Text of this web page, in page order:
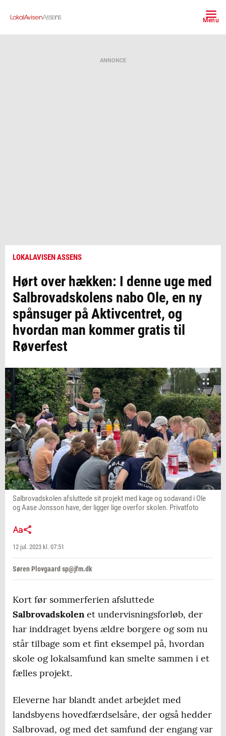
Menu
ANNONCE
LOKALAVISEN ASSENS
Hørt over hækken: I denne uge med
Salbrovadskolens nabo Ole, en ny
spånsuger på Aktivcentret, og
hvordan man kommer gratis til
Røverfest
Salbrovadskolen afsluttede sit projekt med kage og sodavand i Ole
og Aase Jonsson have, der ligger lige overfor skolen. Privatfoto
12 jul. 2023 kl. 07:51
Søren Plovgaard sp@jfm.dk
Kort før sommerferien afsluttede
Salbrovadskolenet undervisningsforløb, der
har inddraget byens ældre borgere og som nu
står tilbage som et fint eksempel på, hvordan
skole og lokalsamfund kan smelte sammen i et
fælles projekt.
Eleverne har blandt andet arbejdet med
landsbyens hovedfærdselsåre, der også hedder
Salbrovad, og med det samfund der engang var